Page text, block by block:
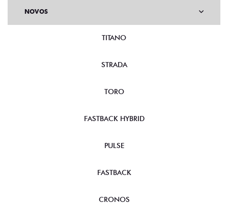
NOVOS
TITANO
STRADA
TORO
FASTBACK HYBRID
PULSE
FASTBACK
CRONOS